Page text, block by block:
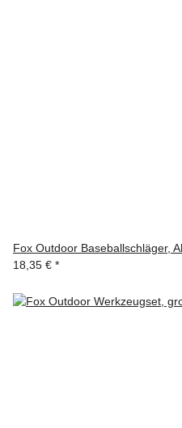
Fox Outdoor Baseballschläger,
18,35 € *